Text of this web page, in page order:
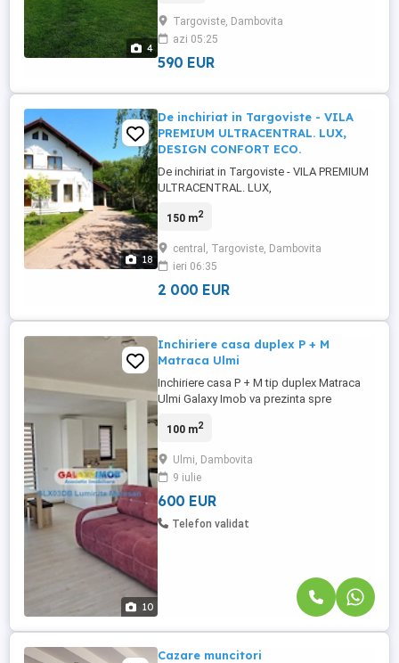
4
gradina matura, loc de relaxare, gazon, etc
Amplasamentul este la 3 km de centrul
orasului, 5 minute ...
Targoviste, Dambovita
azi 05:25
590 EUR
18
De inchiriat in Targoviste - VILA
PREMIUM ULTRACENTRAL. LUX,
DESIGN CONFORT ECO.
De inchiriat in Targoviste - VILA PREMIUM
ULTRACENTRAL. LUX,
una dintre cele mai frumoase si
pe Aleea Coconilor, la doar cativa pasi de
Parcul Chindia si restaurantul Brotacei, va
prezentam o proprietate rara mdash; ...
150 m2
central, Targoviste, Dambovita
ieri 06:35
2 000 EUR
10
Inchiriere casa duplex P + M
Matraca Ulmi
Inchiriere casa P + M tip duplex Matraca
Ulmi Galaxy Imob va prezinta spre
localitatea Matraca. Casa este P+M duplex
open space cu bucataria , baie de serviciu
si casa scarii - etaj : avem 2 dormitoare ,
baie si hol . Beneficiaza ...
100 m2
Ulmi, Dambovita
9 iulie
600 EUR
Telefon validat
Cazare muncitori